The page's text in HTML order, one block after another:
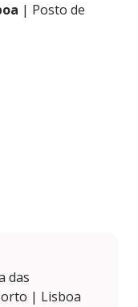
| Posto de
das
| Lisboa